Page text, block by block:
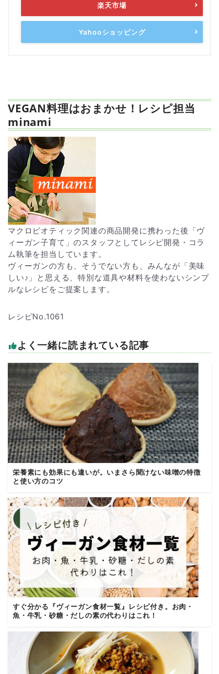
楽天市場
Yahooショッピング
VEGAN料理はおまかせ！レシピ担当
minami
マクロビオティック関連の商品開発に携わった後「ヴ
ィーガン子育て」のスタッフとしてレシピ開発・コラ
ム執筆を担当しています。
ヴィーガンの方も、そうでない方も、みんなが「美味
しい♪」と思える、特別な道具や材料を使わないシンプ
ルなレシピをご提案します。
レシピNo.1061
よく一緒に読まれている記事
栄養素にも効果にも違いが。いまさら聞けない味噌の特徴
と使い方のコツ
すぐ分かる『ヴィーガン食材一覧』レシピ付き。お肉・
魚・牛乳・砂糖・だしの素の代わりはこれ！